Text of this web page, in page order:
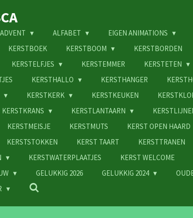
ADVENT ALFABET EIGEN ANIMATIONS
KERSTBOEK
KERSTBOOM KERSTBORDEN
KERSTELFJES
KERSTEMMER KERSTETEN
KERSTHALLO KERSTHANGER
KERSTKERK KERSTKEUKEN
KERSTKRANS
KERSTLANTAARN
KERSTMEISJE
KERSTMUTS KERST OPEN HAARD
KERSTSTOKKEN
KERST TAART KERSTTRANEN
KERSTWATERPLAATJES KERST WELCOME
GELUKKIG 2026 GELUKKIG 2024